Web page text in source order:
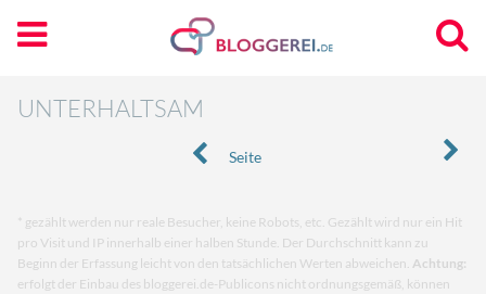
UNTERHALTSAM
Seite
* gezählt werden nur reale Besucher, keine Robots, etc. Gezählt wird nur ein Hit
pro Visit und IP innerhalb einer halben Stunde. Der Durchschnitt kann zu
Beginn der Erfassung leicht von den tatsächlichen Werten abweichen. Achtung:
erfolgt der Einbau des bloggerei.de-Publicons nicht ordnungsgemäß, können